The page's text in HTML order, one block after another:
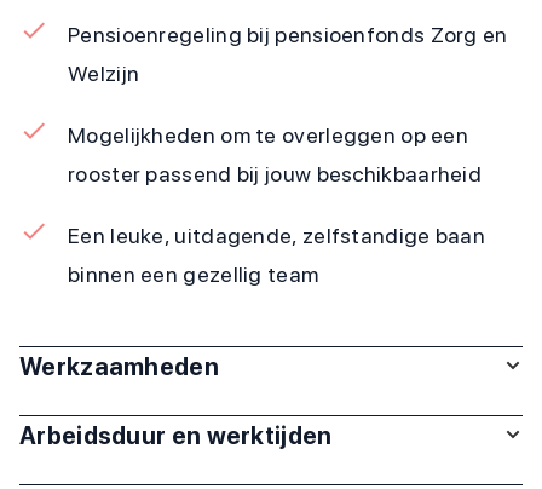
Pensioenregeling bij pensioenfonds Zorg en
Welzijn
Mogelijkheden om te overleggen op een
rooster passend bij jouw beschikbaarheid
Een leuke, uitdagende, zelfstandige baan
binnen een gezellig team
Werkzaamheden
Arbeidsduur en werktijden